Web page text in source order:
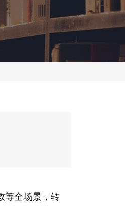
等全场景，转